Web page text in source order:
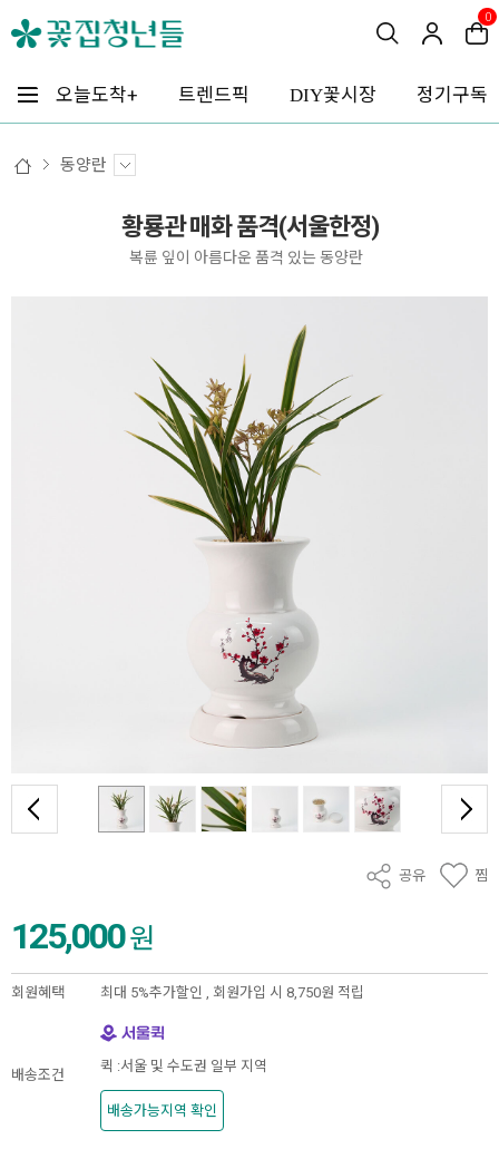
0
오늘도착+ 트렌드픽 DIY꽃시장 정기구독
동양란
황룡관 매화 품격(서울한정)
복륜 잎이 아름다운 품격 있는 동양란
공유 찜
125,000원
회원혜택 최대 5%추가할인 , 회원가입 시 8,750원 적립
배송조건
퀵 :서울 및 수도권 일부 지역
배송가능지역 확인